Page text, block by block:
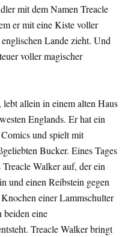
mit dem Namen Treacle
er mit eine Kiste voller
Lande zieht. Und
voller magischer
allein in einem alten Haus
Englands. Er hat ein
und spielt mit
Bucker. Eines Tages
Walker auf, der ein
und einen Reibstein gegen
einer Lammschulter
beiden eine
Treacle Walker bringt